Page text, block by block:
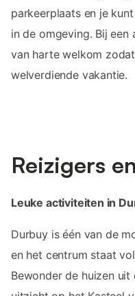
parkeerplaats en je
in de omgeving. Bij een
van harte welkom
welverdiende vakantie.
Reizigers
Leuke activiteiten in
Durbuy is één van de
en het centrum staat
Bewonder de huizen uit